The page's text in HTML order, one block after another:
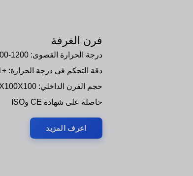
فرن الغرفة
درجة الحرارة القصوى: 1200-1700℃
دقة التحكم في درجة الحرارة: ±1 ℃
حجم الفرن الداخلي: 100X100X100 (مم) - 400X300X300 (مم)
حاصلة على شهادة CE وISO
اعرف المزيد